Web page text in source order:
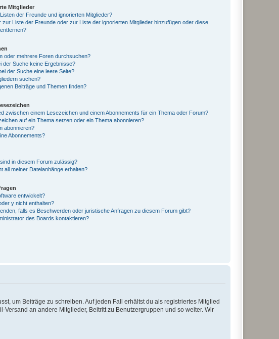
Mitglieder
der Freunde und ignorierten Mitglieder?
zur Liste der Freunde oder zur Liste der ignorierten Mitglieder hinzufügen oder diese
oder mehrere Foren durchsuchen?
der Suche keine Ergebnisse?
der Suche eine leere Seite?
suchen?
Beiträge und Themen finden?
zwischen einem Lesezeichen und einem Abonnements für ein Thema oder Forum?
auf ein Thema setzen oder ein Thema abonnieren?
abonnieren?
Abonnements?
in diesem Forum zulässig?
all meiner Dateianhänge erhalten?
entwickelt?
y nicht enthalten?
falls es Beschwerden oder juristische Anfragen zu diesem Forum gibt?
des Boards kontaktieren?
um Beiträge zu schreiben. Auf jeden Fall erhältst du als registriertes Mitglied
an andere Mitglieder, Beitritt zu Benutzergruppen und so weiter. Wir